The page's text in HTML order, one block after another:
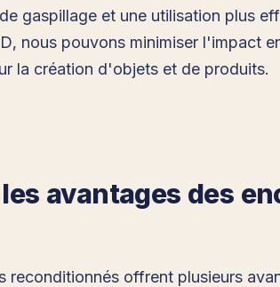
gaspillage et une utilisation plus
nous pouvons minimiser l'impact
la création d'objets et de produits.
avantages des
reconditionnés offrent plusieurs